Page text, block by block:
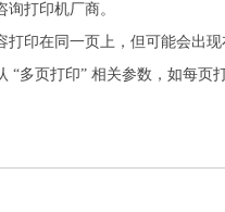
打印机厂商。
打印在同一页上，但可能会出
“多页打印” 相关参数，如每页